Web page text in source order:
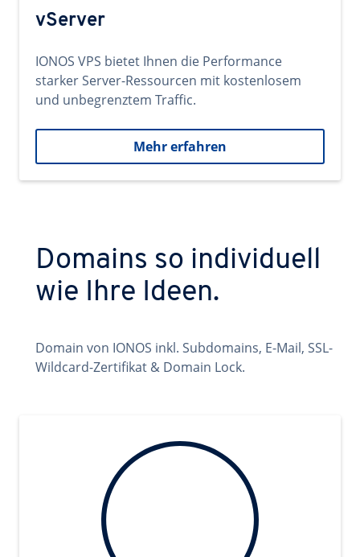
vServer
IONOS VPS bietet Ihnen die Performance
starker Server-Ressourcen mit kostenlosem
und unbegrenztem Traffic.
Mehr erfahren
Domains so individuell
wie Ihre Ideen.
Domain von IONOS inkl. Subdomains, E-Mail, SSL-
Wildcard-Zertifikat & Domain Lock.